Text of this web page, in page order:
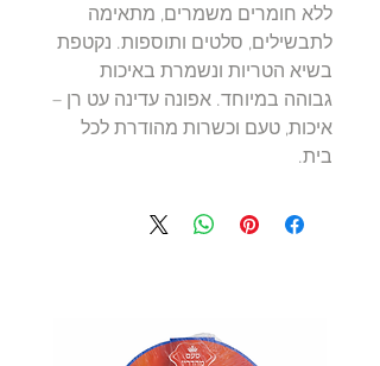
ללא חומרים משמרים, מתאימה
לתבשילים, סלטים ותוספות. נקטפת
בשיא הטריות ונשמרת באיכות
גבוהה במיוחד. אפונה עדינה עט רן –
איכות, טעם וכשרות מהודרת לכל
בית.